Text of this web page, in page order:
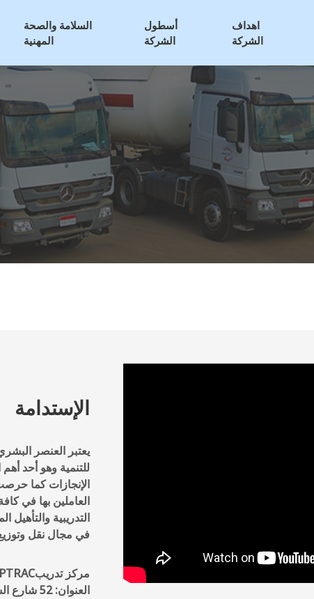
السلامة والصحة
المهنية
أسطول
الشركة
اهداف
الشركة
الإستدامة
يعتبر العنصر
للتنمية وهو أحد
الإنجازات كما
العاملين بها في
التدريبية
في مجال نقل وتوزيع
مركز تدريبARPTRAC
العنوان: 52 شارع الشركات بجوان قسم الشربية-غمرة-القاهرة